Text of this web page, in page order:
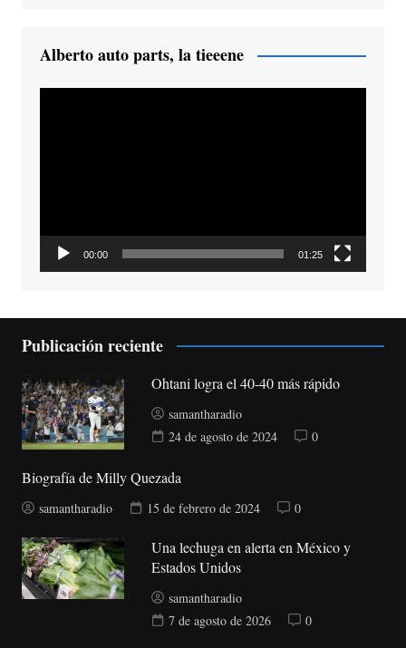
Alberto auto parts, la tieeene
00:00 01:25
Publicación reciente
Ohtani logra el 40-40 más rápido
samantharadio
24 de agosto de 2024
0
Biografía de Milly Quezada
samantharadio 15 de febrero de 2024 0
Una lechuga en alerta en México y
Estados Unidos
samantharadio
7 de agosto de 2026
0